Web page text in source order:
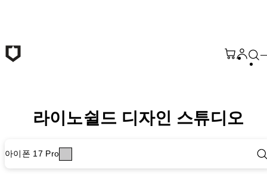
라이노쉴드 디자인 스튜디오
아이폰 17 Pro